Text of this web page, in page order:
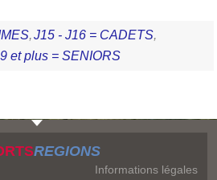
J15 - J16 = CADETS
et plus = SENIORS
REGIONS
Informations légales